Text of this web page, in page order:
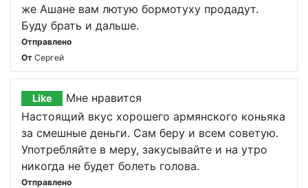
же Ашане вам лютую бормотуху продадут.
Буду брать и дальше.
Отправлено
От Сергей
Like
Мне нравится
Настоящий вкус хорошего армянского коньяка
за смешные деньги. Сам беру и всем советую.
Употребляйте в меру, закусывайте и на утро
никогда не будет болеть голова.
Отправлено